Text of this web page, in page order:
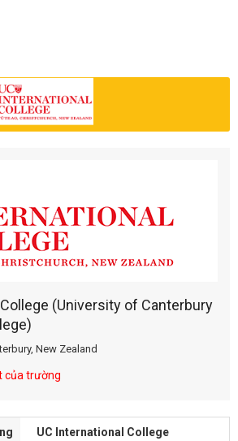
(University of Canterbury
New Zealand
của trường
UC International College